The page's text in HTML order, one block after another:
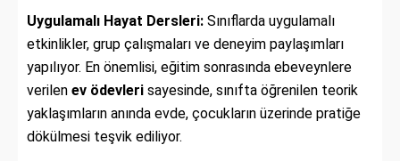
Uygulamalı Hayat Dersleri: Sınıflarda uygulamalı
etkinlikler, grup çalışmaları ve deneyim paylaşımları
yapılıyor. En önemlisi, eğitim sonrasında ebeveynlere
verilen ev ödevleri sayesinde, sınıfta öğrenilen teorik
yaklaşımların anında evde, çocukların üzerinde pratiğe
dökülmesi teşvik ediliyor.